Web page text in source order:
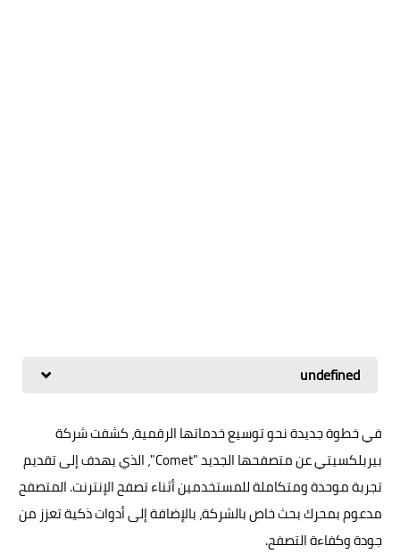
undefined
في خطوة جديدة نحو توسيع خدماتها الرقمية، كشفت شركة
بيربلكسيتي عن متصفحها الجديد "Comet"، الذي يهدف إلى تقديم
تجربة موحدة ومتكاملة للمستخدمين أثناء تصفح الإنترنت. المتصفح
مدعوم بمحرك بحث خاص بالشركة، بالإضافة إلى أدوات ذكية تعزز من
جودة وكفاءة التصفح.